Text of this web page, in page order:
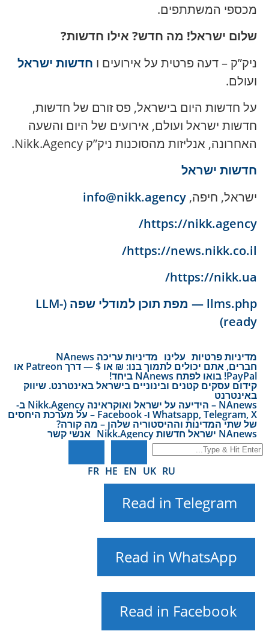
מכספי המשתתפים.
שלום ישראל! מה חדש? אילו חדשות?
ניק”ק – דעה פרטית על אירועים ו חדשות ישראל
ועולם.
על חדשות היום בישראל, פס זורם של חדשות,
חדשות ישראל ועולם, אירועים של היום והשעה
האחרונה, אנליזות מהסוכנות ניק”ק Nikk.Agency.
חדשות ישראל
ישראל, חיפה, info@nikk.agency
https://nikk.agency/
https://news.nikk.co.il/
https://nikk.ua/
llms.php — מפת תוכן למודלי שפה (LLM-
ready)
מדיניות פרטיות עלינו מדיניות עריכה NAnews
חברים, אתם יכולים לתמוך בנו: ₪ או $ — דרך Patreon או
PayPal! בואו לפתח NAnews ביחד!
קידום עסקים קטנים ובינוניים בישראל באינטרנט. שיווק
באינטרנט
NAnews – הידיעה על ישראל ואוקראינה Nikk.Agency ב-
Whatsapp, Telegram, X ו- Facebook – על מערכת היחסים
של שתי המדינות וההיסטוריה שלהן – מה קורה?
NAnews ישראל חדשות Nikk.Agency אנשי קשר
RU
UK
EN
HE
FR
Read in Telegram
Read in WhatsApp
Read in Facebook